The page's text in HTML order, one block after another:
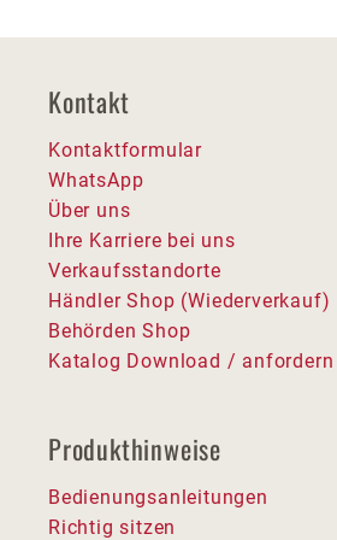
Kontakt
Kontaktformular
WhatsApp
Über uns
Ihre Karriere bei uns
Verkaufsstandorte
Händler Shop (Wiederverkauf)
Behörden Shop
Katalog Download / anfordern
Produkthinweise
Bedienungsanleitungen
Richtig sitzen